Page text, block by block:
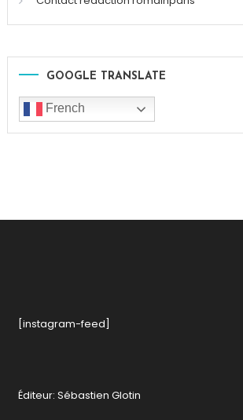
GOOGLE TRANSLATE
French
[instagram-feed]
Éditeur: Sébastien Glotin